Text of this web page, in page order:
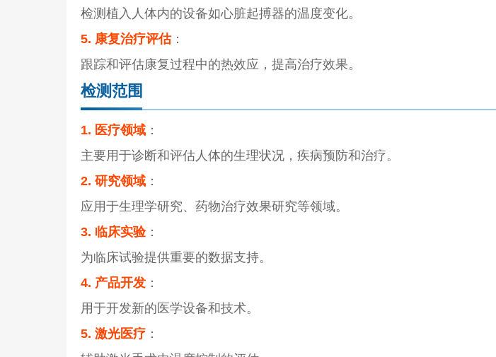
检测植入人体内的设备如心脏起搏器的温度变化。
5. 康复治疗评估：
跟踪和评估康复过程中的热效应，提高治疗效果。
检测范围
1. 医疗领域 ：
主要用于诊断和评估人体的生理状况，疾病预防和治疗。
2. 研究领域 ：
应用于生理学研究、药物治疗效果研究等领域。
3. 临床实验：
为临床试验提供重要的数据支持。
4. 产品开发 ：
用于开发新的医学设备和技术。
5. 激光医疗 ：